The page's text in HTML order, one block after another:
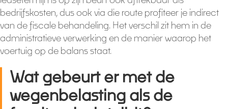
bedrijfskosten, dus ook via die route profiteer je indirect
van de fiscale behandeling. Het verschil zit hem in de
administratieve verwerking en de manier waarop het
voertuig op de balans staat.
Wat gebeurt er met de
wegenbelasting als de